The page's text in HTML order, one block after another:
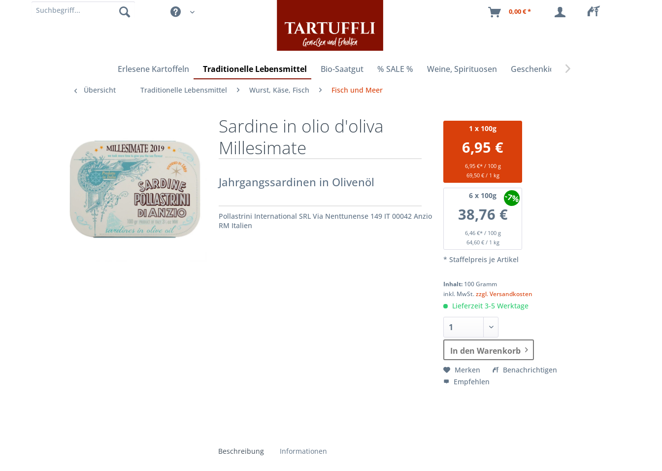
0,00 € *
Erlesene Kartoffeln Traditionelle Lebensmittel Bio-Saatgut % SALE % Weine, Spirituosen Geschenkideen
Übersicht Traditionelle Lebensmittel Wurst, Käse, Fisch Fisch und Meer
Sardine in olio d'oliva
Millesimate
Jahrgangssardinen in Olivenöl
Pollastrini International SRL Via Nenttunense 149 IT 00042 Anzio
RM Italien
1 x 100g
6,95 €
6,95 €* / 100 g
69,50 € / 1 kg
6 x 100g
38,76 €
6,46 €* / 100 g
-7%
64,60 € / 1 kg
* Staffelpreis je Artikel
Inhalt: 100 Gramm
inkl. MwSt.zzgl. Versandkosten
Lieferzeit 3-5 Werktage
In den Warenkorb
Merken
Benachrichtigen
Empfehlen
Beschreibung Informationen